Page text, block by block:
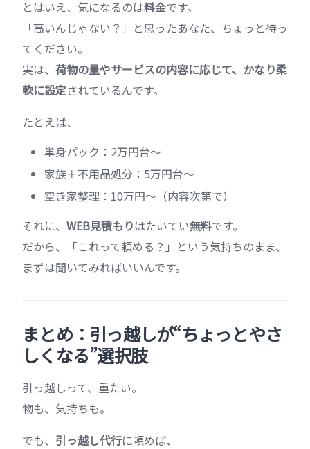
とはいえ、気になるのは料金です。
「高いんじゃない？」と思ったあなた、ちょっと待っ
てください。
実は、 荷物の量やサービスの内容に応じて、かなり柔
軟に設定されているんです。
たとえば、
単身パック：2万円台〜
家族＋不用品処分：5万円台〜
空き家整理：10万円〜（内容次第で）
それに、 WEB見積もりはたいてい無料です。
だから、「これって頼める？」という気持ちのまま、
まずは聞いてみればいいんです。
まとめ：引っ越しが“ちょっとやさ
しくなる”選択肢
引っ越しって、重たい。
物も、気持ちも。
でも、 引っ越し代行に頼めば、